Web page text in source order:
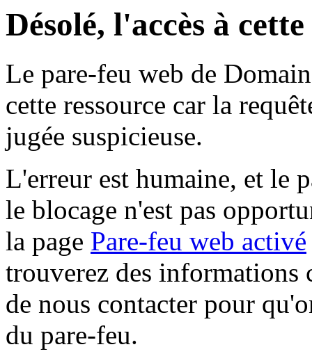
Désolé, l'accès à
Le pare-feu web de
cette ressource car la
jugée suspicieuse.
L'erreur est humaine, et le
le blocage n'est pas
la page Pare-feu web activé
trouverez des informations
de nous contacter pour
du pare-feu.